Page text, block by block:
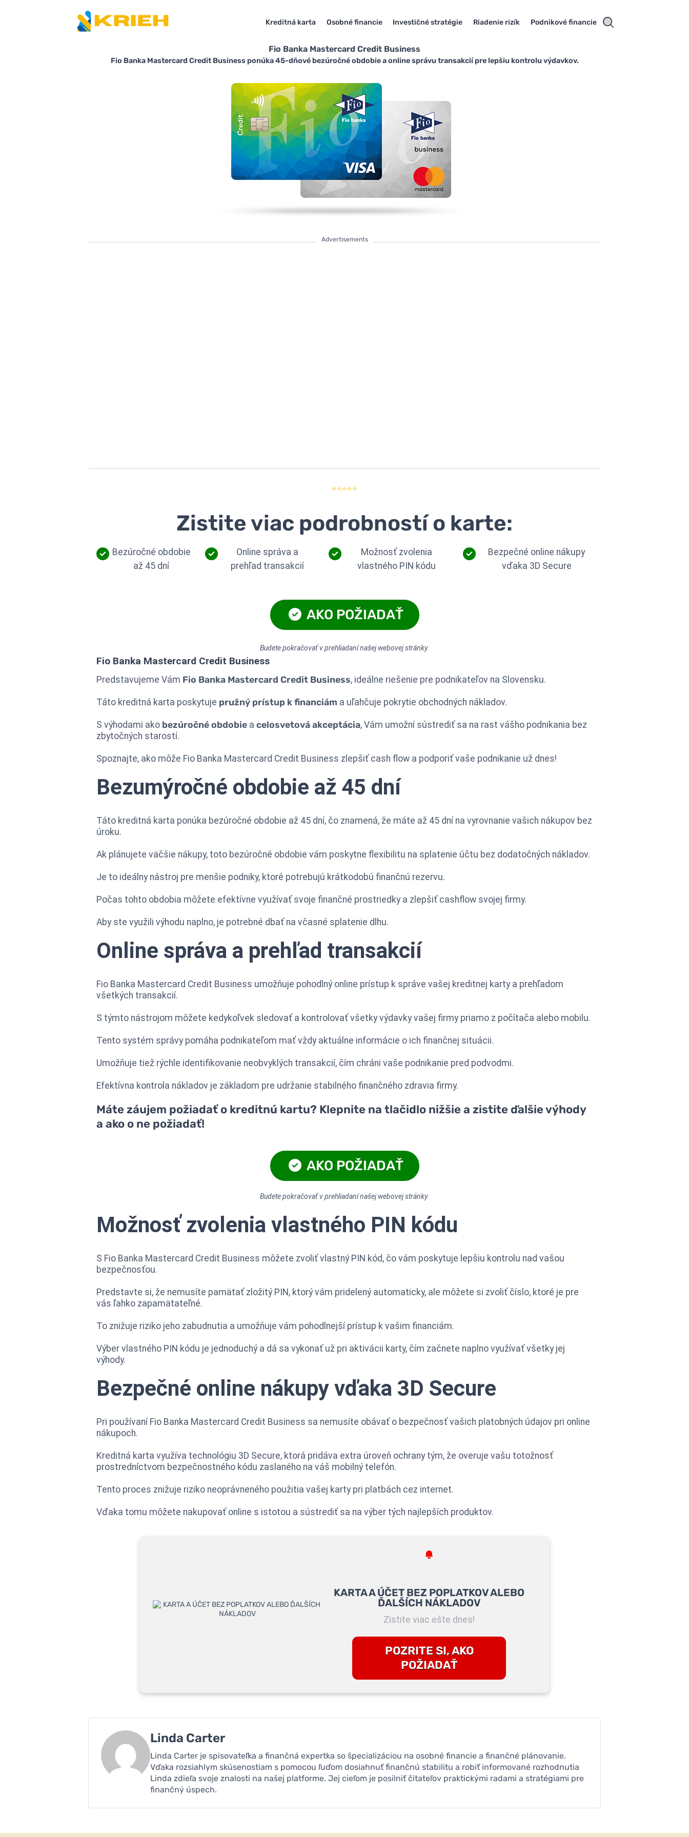
Kreditná karta Osobné financie Investičné stratégie Riadenie rizík Podnikové financie
Fio Banka Mastercard Credit Business
Fio Banka Mastercard Credit Business ponúka 45-dňové bezúročné obdobie a online správu transakcií pre lepšiu kontrolu výdavkov.
Advertisements
⭐⭐⭐⭐⭐
Zistite viac podrobností o karte:
Bezúročné obdobie
až 45 dní
Online správa a
prehľad transakcií
Možnosť zvolenia
vlastného PIN kódu
Bezpečné online nákupy
vďaka 3D Secure
AKO POŽIADAŤ
Budete pokračovať v prehliadaní našej webovej stránky.
Fio Banka Mastercard Credit Business
Predstavujeme Vám Fio Banka Mastercard Credit Business, ideálne riešenie pre podnikateľov na Slovensku.
Táto kreditná karta poskytuje pružný prístup k financiám a uľahčuje pokrytie obchodných nákladov.
S výhodami ako bezúročné obdobie a celosvetová akceptácia, Vám umožní sústrediť sa na rast vášho podnikania bez
zbytočných starostí.
Spoznajte, ako môže Fio Banka Mastercard Credit Business zlepšiť cash flow a podporiť vaše podnikanie už dnes!
Bezumýročné obdobie až 45 dní
Táto kreditná karta ponúka bezúročné obdobie až 45 dní, čo znamená, že máte až 45 dní na vyrovnanie vašich nákupov bez
úroku.
Ak plánujete väčšie nákupy, toto bezúročné obdobie vám poskytne flexibilitu na splatenie účtu bez dodatočných nákladov.
Je to ideálny nástroj pre menšie podniky, ktoré potrebujú krátkodobú finančnú rezervu.
Počas tohto obdobia môžete efektívne využívať svoje finančné prostriedky a zlepšiť cashflow svojej firmy.
Aby ste využili výhodu naplno, je potrebné dbať na včasné splatenie dlhu.
Online správa a prehľad transakcií
Fio Banka Mastercard Credit Business umožňuje pohodlný online prístup k správe vašej kreditnej karty a prehľadom
všetkých transakcií.
S týmto nástrojom môžete kedykoľvek sledovať a kontrolovať všetky výdavky vašej firmy priamo z počítača alebo mobilu.
Tento systém správy pomáha podnikateľom mať vždy aktuálne informácie o ich finančnej situácii.
Umožňuje tiež rýchle identifikovanie neobvyklých transakcií, čím chráni vaše podnikanie pred podvodmi.
Efektívna kontrola nákladov je základom pre udržanie stabilného finančného zdravia firmy.
Máte záujem požiadať o kreditnú kartu? Klepnite na tlačidlo nižšie a zistite ďalšie výhody
a ako o ne požiadať!
AKO POŽIADAŤ
Budete pokračovať v prehliadaní našej webovej stránky.
Možnosť zvolenia vlastného PIN kódu
S Fio Banka Mastercard Credit Business môžete zvoliť vlastný PIN kód, čo vám poskytuje lepšiu kontrolu nad vašou
bezpečnosťou.
Predstavte si, že nemusíte pamätať zložitý PIN, ktorý vám pridelený automaticky, ale môžete si zvoliť číslo, ktoré je pre
vás ľahko zapamätateľné.
To znižuje riziko jeho zabudnutia a umožňuje vám pohodlnejší prístup k vašim financiám.
Výber vlastného PIN kódu je jednoduchý a dá sa vykonať už pri aktivácii karty, čím začnete naplno využívať všetky jej
výhody.
Bezpečné online nákupy vďaka 3D Secure
Pri používaní Fio Banka Mastercard Credit Business sa nemusíte obávať o bezpečnosť vašich platobných údajov pri online
nákupoch.
Kreditná karta využíva technológiu 3D Secure, ktorá pridáva extra úroveň ochrany tým, že overuje vašu totožnosť
prostredníctvom bezpečnostného kódu zaslaného na váš mobilný telefón.
Tento proces znižuje riziko neoprávneného použitia vašej karty pri platbách cez internet.
Vďaka tomu môžete nakupovať online s istotou a sústrediť sa na výber tých najlepších produktov.
KARTA A ÚČET BEZ POPLATKOV ALEBO
ĎALŠÍCH NÁKLADOV
Zistite viac ešte dnes!
POZRITE SI, AKO
POŽIADAŤ
Linda Carter
Linda Carter je spisovateľka a finančná expertka so špecializáciou na osobné financie a finančné plánovanie.
Vďaka rozsiahlym skúsenostiam s pomocou ľuďom dosiahnuť finančnú stabilitu a robiť informované rozhodnutia
Linda zdieľa svoje znalosti na našej platforme. Jej cieľom je posilniť čitateľov praktickými radami a stratégiami pre
finančný úspech.